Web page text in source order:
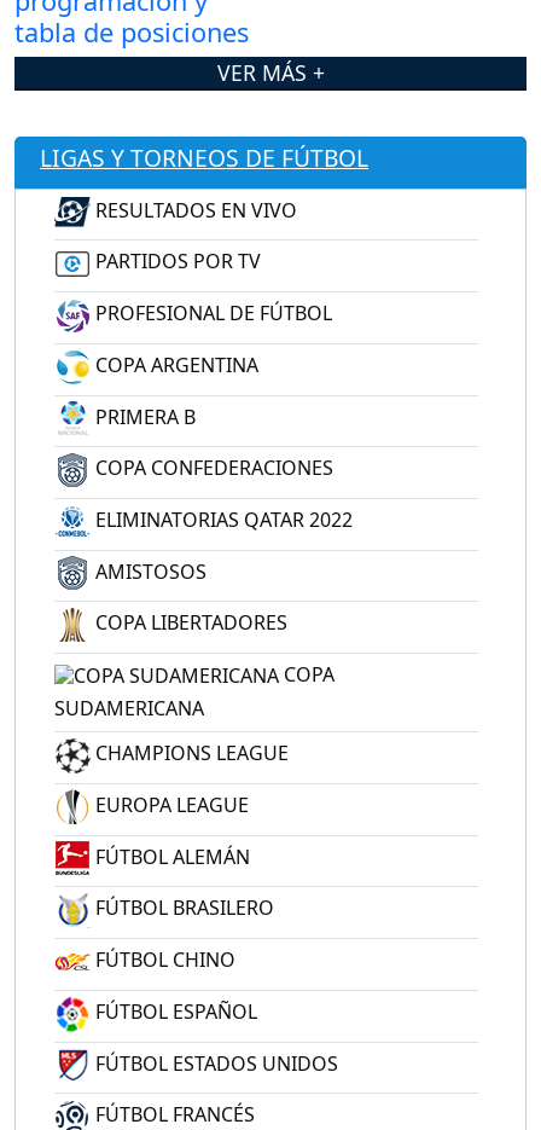
VER MÁS +
LIGAS Y TORNEOS DE FÚTBOL
RESULTADOS EN VIVO
PARTIDOS POR TV
PROFESIONAL DE FÚTBOL
COPA ARGENTINA
PRIMERA B
COPA CONFEDERACIONES
ELIMINATORIAS QATAR 2022
AMISTOSOS
COPA LIBERTADORES
COPA
SUDAMERICANA
CHAMPIONS LEAGUE
EUROPA LEAGUE
FÚTBOL ALEMÁN
FÚTBOL BRASILERO
FÚTBOL CHINO
FÚTBOL ESPAÑOL
FÚTBOL ESTADOS UNIDOS
FÚTBOL FRANCÉS